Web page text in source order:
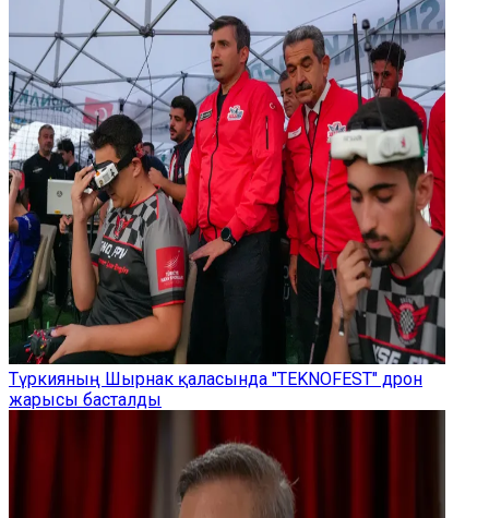
Түркияның Шырнак қаласында "TEKNOFEST" дрон
жарысы басталды